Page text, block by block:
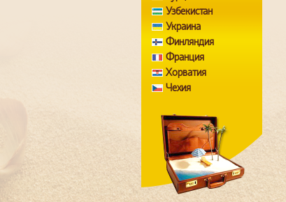
Узбекистан
Украина
Финляндия
Франция
Хорватия
Чехия
Швеция
Шри-Ланка
Южная Корея
ЮАР
Ямайка
Япония